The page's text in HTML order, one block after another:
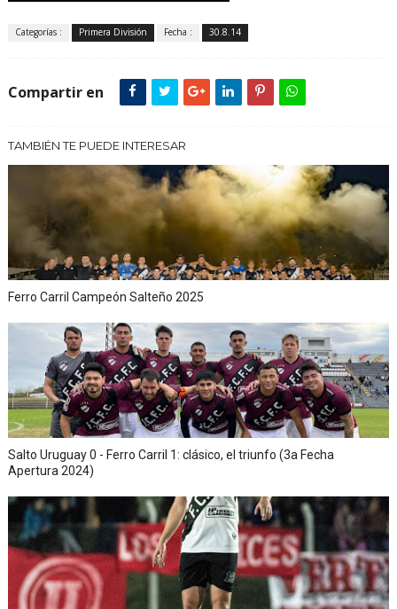
Categorías : Primera División Fecha : 30.8.14
Compartir en
TAMBIÉN TE PUEDE INTERESAR
Ferro Carril Campeón Salteño 2025
Salto Uruguay 0 - Ferro Carril 1: clásico, el triunfo (3a Fecha
Apertura 2024)